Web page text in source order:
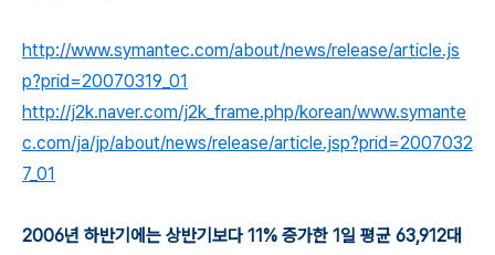
http://www.symantec.com/about/news/release/article.js
p?prid=20070319_01
http://j2k.naver.com/j2k_frame.php/korean/www.symante
c.com/ja/jp/about/news/release/article.jsp?prid=2007032
7_01
2006년 하반기에는 상반기보다 11% 증가한 1일 평균 63,912대